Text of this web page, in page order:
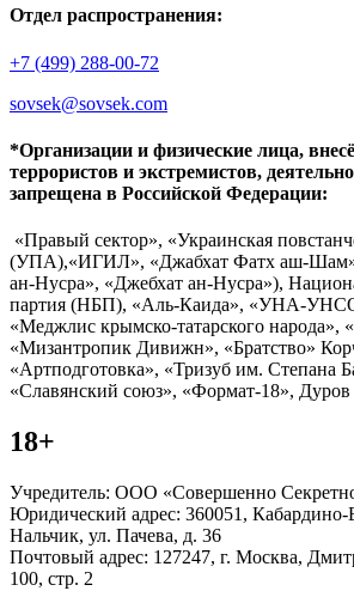
Отдел распространения:
+7 (499) 288-00-72
sovsek@sovsek.com
*Организации и физические лица,
террористов и экстремистов,
запрещена в Российской Федерации:
«Правый сектор», «Украинская
(УПА),«ИГИЛ», «Джабхат Фатх аш-
ан-Нусра», «Джебхат ан-Нусра»),
партия (НБП), «Аль-Каида», «УНА-
«Меджлис крымско-татарского народа»,
«Мизантропик Дивижн», «Братство»
«Артподготовка», «Тризуб им. Степана
«Славянский союз», «Формат-18», Дуров
18+
Учредитель: ООО «Совершенно
Юридический адрес: 360051, Кабардино-
Нальчик, ул. Пачева, д. 36
Почтовый адрес: 127247, г. Москва,
100, стр. 2